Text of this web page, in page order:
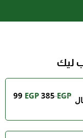
ليك
385EGP
99 EGP